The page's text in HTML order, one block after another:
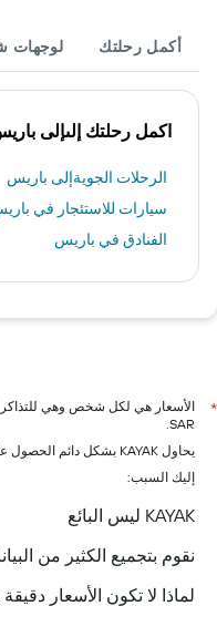
أكمل رحلتك لوجهات
اكمل رحلتك إلىإلى
الرحلات الجويةإلى باريس
سيارات للاستئجار في
الفنادق في باريس
*
الأسعار هي لكل شخص وهي للتذاكر
SAR.
يحاول KAYAK بشكل دائم الحصول على الأسعار الدقيقة، ولكن
إليك السبب:
KAYAK ليس البائع
نقوم بتجميع الكثير من
لماذا لا تكون الأسعار دقيقة